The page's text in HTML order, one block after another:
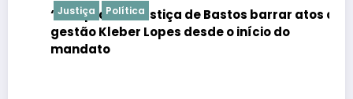
Justiça Política
“É de praxe”: Justiça de Bastos barrar atos da
gestão Kleber Lopes desde o início do
mandato